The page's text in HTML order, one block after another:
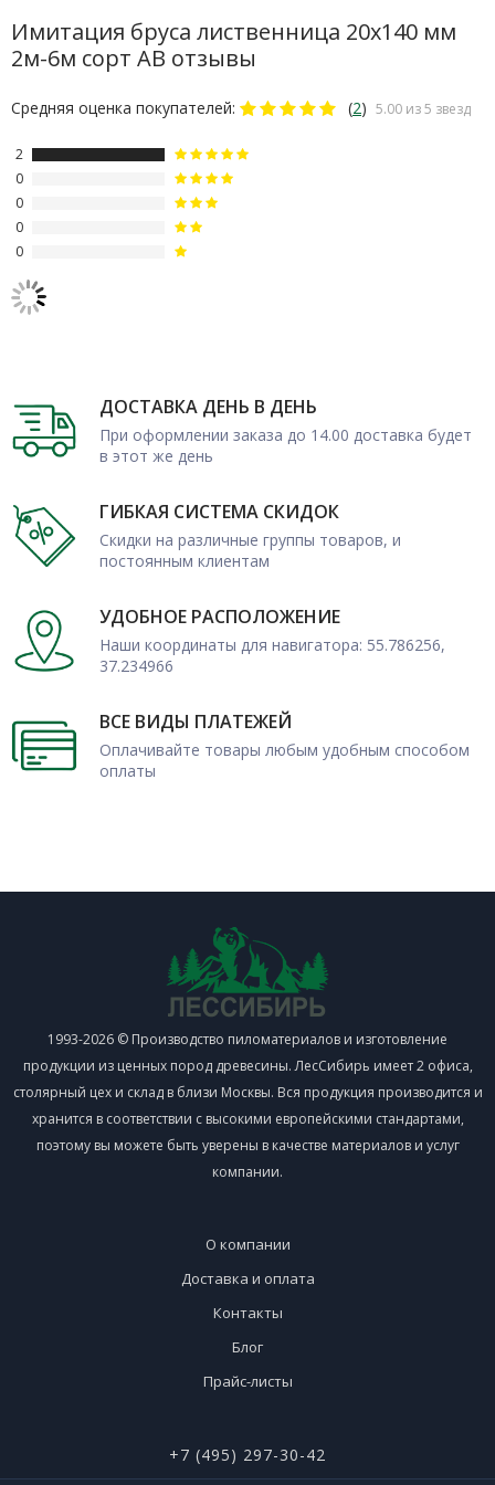
Условия заказа от изготовителя
Компания-производитель «Пиломск» предлагает заказать
недорого пиломатериалы отличного качества,
Гарантируется быстрая доставка по Москве и МО,
продукцию можно приобрести оптом и в розницу.
Имитация бруса лиственница 20х140 мм
2м-6м сорт АВ отзывы
Средняя оценка покупателей: (2) 5.00 из 5 звезд
2
0
0
0
0
ДОСТАВКА ДЕНЬ В ДЕНЬ
При оформлении заказа до 14.00 доставка будет
в этот же день
ГИБКАЯ СИСТЕМА СКИДОК
Скидки на различные группы товаров, и
постоянным клиентам
УДОБНОЕ РАСПОЛОЖЕНИЕ
Наши координаты для навигатора: 55.786256,
37.234966
ВСЕ ВИДЫ ПЛАТЕЖЕЙ
Оплачивайте товары любым удобным способом
оплаты
1993-2026 © Производство пиломатериалов и изготовление
продукции из ценных пород древесины. ЛесСибирь имеет 2 офиса,
столярный цех и склад в близи Москвы. Вся продукция производится и
хранится в соответствии с высокими европейскими стандартами,
поэтому вы можете быть уверены в качестве материалов и услуг
компании.
О компании
Доставка и оплата
Контакты
Блог
Прайс-листы
+7 (495) 297-30-42